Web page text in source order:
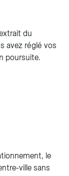
du
avez réglé vos
poursuite.
le
ville sans